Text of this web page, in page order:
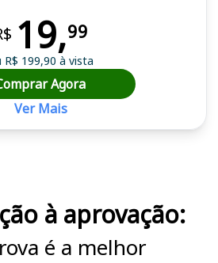
19,99
R$ 199,90 à vista
Agora
Ver Mais
à aprovação:
é a melhor